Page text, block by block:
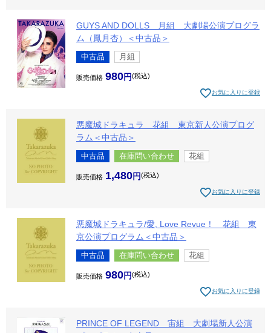
GUYS AND DOLLS 月組 大劇場公演プログラ
ム（鳳月杏）＜中古品＞
中古品 月組
販売価格 980 税込
お気に入りに登録
悪魔城ドラキュラ 花組 東京新人公演プログ
ラム＜中古品＞
中古品 在庫問い合わせ 花組
販売価格 1,480 税込
お気に入りに登録
悪魔城ドラキュラ/愛, Love Revue！ 花組 東
京公演プログラム＜中古品＞
中古品 在庫問い合わせ 花組
販売価格 980 税込
お気に入りに登録
PRINCE OF LEGEND 宙組 大劇場新人公演